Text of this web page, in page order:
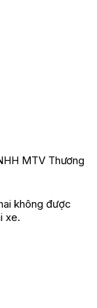
MTV Thương
không được
xe.